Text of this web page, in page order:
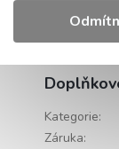
Detailní
Popis
Kategorie:
Záruka: